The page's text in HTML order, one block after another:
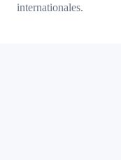
internationales.